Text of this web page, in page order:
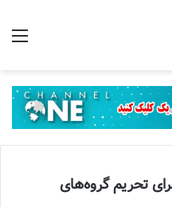
تحریم گروه‌های